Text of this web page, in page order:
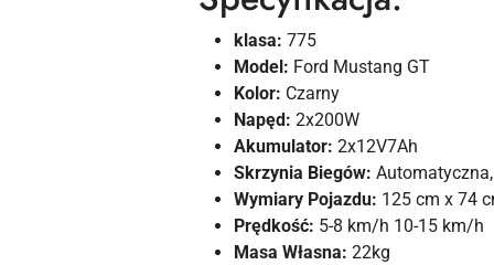
klasa: 775
Model: Ford Mustang GT
Kolor: Czarny
Napęd: 2x200W
Akumulator: 2x12V7Ah
Skrzynia Biegów:
Wymiary Pojazdu: 125 cm x 74
Prędkość: 5-8 km/h 10-15 km/h
Masa Własna: 22kg